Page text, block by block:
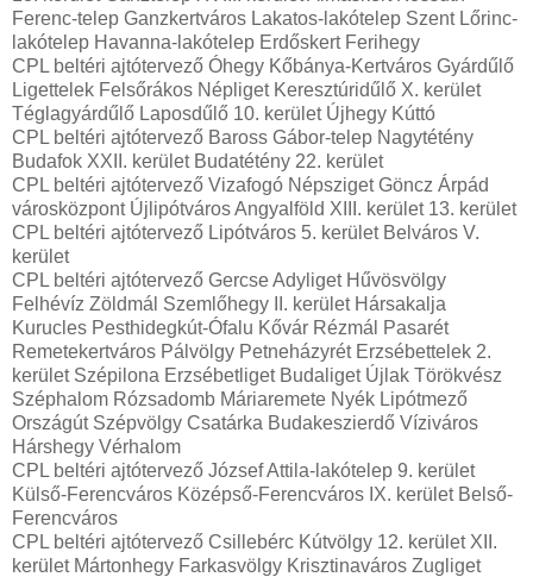
Ferenc-telep Ganzkertváros Lakatos-lakótelep Szent Lőrinc-
lakótelep Havanna-lakótelep Erdőskert Ferihegy
CPL beltéri ajtótervező Óhegy Kőbánya-Kertváros Gyárdűlő
Ligettelek Felsőrákos Népliget Keresztúridűlő X. kerület
Téglagyárdűlő Laposdűlő 10. kerület Újhegy Kúttó
CPL beltéri ajtótervező Baross Gábor-telep Nagytétény
Budafok XXII. kerület Budatétény 22. kerület
CPL beltéri ajtótervező Vizafogó Népsziget Göncz Árpád
városközpont Újlipótváros Angyalföld XIII. kerület 13. kerület
CPL beltéri ajtótervező Lipótváros 5. kerület Belváros V.
kerület
CPL beltéri ajtótervező Gercse Adyliget Hűvösvölgy
Felhévíz Zöldmál Szemlőhegy II. kerület Hársakalja
Kurucles Pesthidegkút-Ófalu Kővár Rézmál Pasarét
Remetekertváros Pálvölgy Petneházyrét Erzsébettelek 2.
kerület Szépilona Erzsébetliget Budaliget Újlak Törökvész
Széphalom Rózsadomb Máriaremete Nyék Lipótmező
Országút Szépvölgy Csatárka Budakeszierdő Víziváros
Hárshegy Vérhalom
CPL beltéri ajtótervező József Attila-lakótelep 9. kerület
Külső-Ferencváros Középső-Ferencváros IX. kerület Belső-
Ferencváros
CPL beltéri ajtótervező Csillebérc Kútvölgy 12. kerület XII.
kerület Mártonhegy Farkasvölgy Krisztinaváros Zugliget